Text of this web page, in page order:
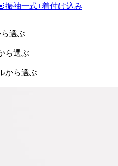
振袖一式+着付け込み
選ぶ
ら選ぶ
から選ぶ